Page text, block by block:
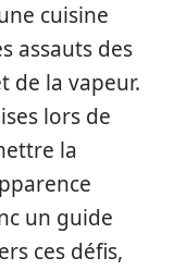
cuisine
assauts des
de la vapeur.
lors de
la
un guide
ces défis,